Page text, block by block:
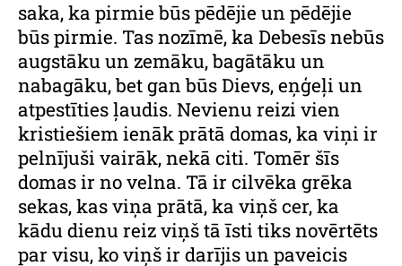
saka, ka pirmie būs pēdējie un pēdējie
būs pirmie. Tas nozīmē, ka Debesīs nebūs
augstāku un zemāku, bagātāku un
nabagāku, bet gan būs Dievs, eņģeļi un
atpestīties ļaudis. Nevienu reizi vien
kristiešiem ienāk prātā domas, ka viņi ir
pelnījuši vairāk, nekā citi. Tomēr šīs
domas ir no velna. Tā ir cilvēka grēka
sekas, kas viņa prātā, ka viņš cer, ka
kādu dienu reiz viņš tā īsti tiks novērtēts
par visu, ko viņš ir darījis un paveicis